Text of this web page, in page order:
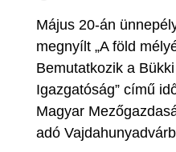
Május 20-án
megnyílt „A föld
Bemutatkozik a
Igazgatóság” című
Magyar
adó